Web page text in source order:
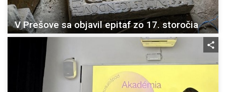
V Prešove sa objavil epitaf zo 17. storočia